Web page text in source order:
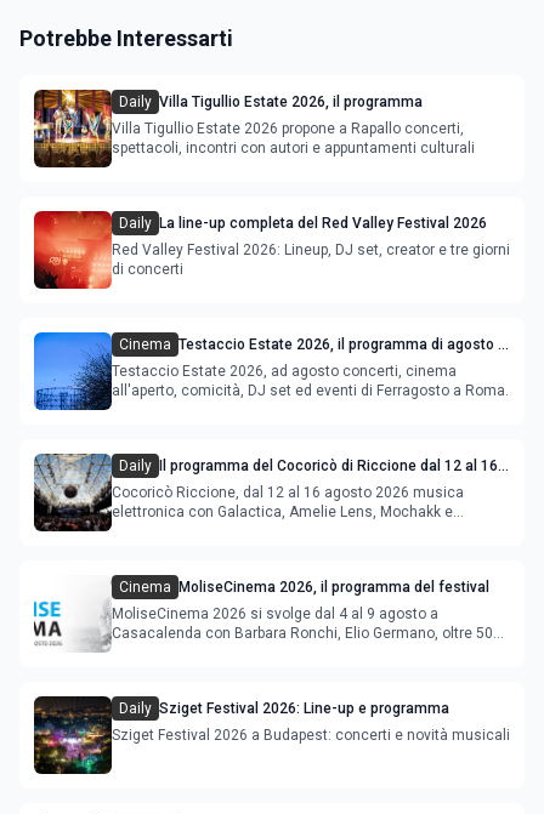
Potrebbe Interessarti
Daily Villa Tigullio Estate 2026, il programma
Villa Tigullio Estate 2026 propone a Rapallo concerti,
spettacoli, incontri con autori e appuntamenti culturali
Daily La line-up completa del Red Valley Festival 2026
Red Valley Festival 2026: Lineup, DJ set, creator e tre giorni
di concerti
Cinema Testaccio Estate 2026, il programma di agosto e
Ferragosto
Testaccio Estate 2026, ad agosto concerti, cinema
all'aperto, comicità, DJ set ed eventi di Ferragosto a Roma.
Daily
Il programma del Cocoricò di Riccione dal 12 al 16
agosto 2026
Cocoricò Riccione, dal 12 al 16 agosto 2026 musica
elettronica con Galactica, Amelie Lens, Mochakk e
Cinema
MoliseCinema 2026, il programma del festival
MoliseCinema 2026 si svolge dal 4 al 9 agosto a
Casacalenda con Barbara Ronchi, Elio Germano, oltre 50
Daily Sziget Festival 2026: Line-up e programma
Sziget Festival 2026 a Budapest: concerti e novità musicali